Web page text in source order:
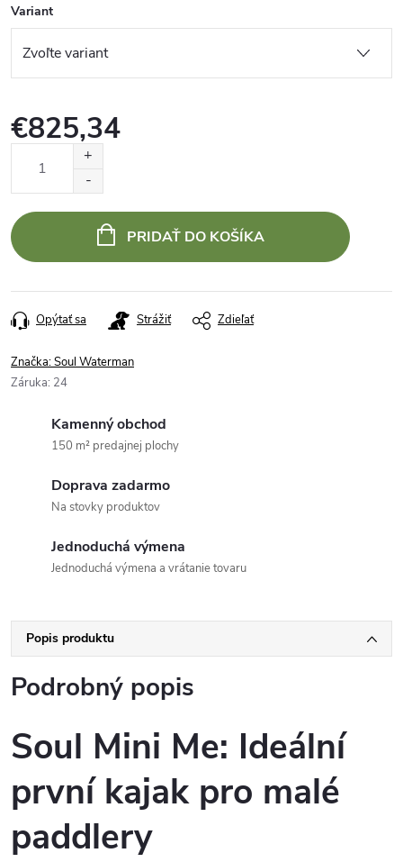
Variant
€825,34
PRIDAŤ DO KOŠÍKA
Opýtať sa Strážiť Zdieľať
Značka:Soul Waterman
Záruka: 24
Kamenný obchod
150 m² predajnej plochy
Doprava zadarmo
Na stovky produktov
Jednoduchá výmena
Jednoduchá výmena a vrátanie tovaru
Popis produktu
Podrobný popis
Soul Mini Me: Ideální
první kajak pro malé
paddlery